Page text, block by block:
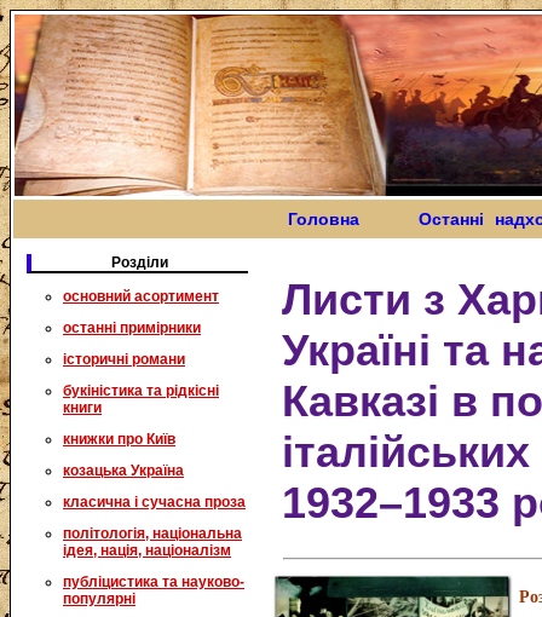
Головна Останні
Розділи
основний асортимент
останні примірники
історичні романи
букіністика та рідкісні
книги
книжки про Київ
козацька Україна
класична і сучасна проза
політологія, національна
ідея, нація, націоналізм
публіцистика та науково-
популярні
Листи з
Україні та
Кавказі в
1932–1933